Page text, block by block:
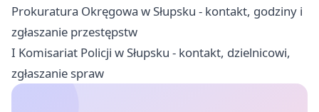
Prokuratura Okręgowa w Słupsku - kontakt, godziny i
zgłaszanie przestępstw
I Komisariat Policji w Słupsku - kontakt, dzielnicowi,
zgłaszanie spraw